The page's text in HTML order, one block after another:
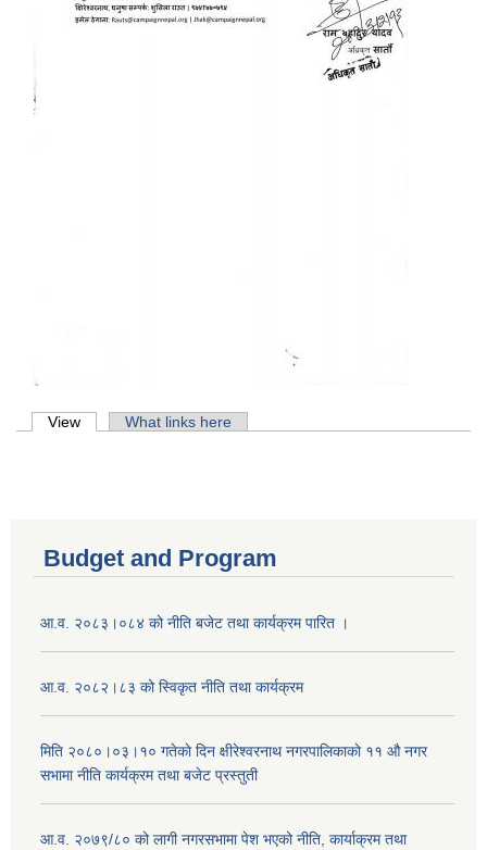
Primary tabs
View (active tab)What links here
Budget and Program
आ.व. २०८३।०८४ को नीति बजेट तथा कार्यक्रम पारित ।
आ.व. २०८२।८३ को स्विकृत नीति तथा कार्यक्रम
मिति २०८०।०३।१० गतेकाे दिन क्षीरेश्वरनाथ नगरपालिकाकाे ११ ‍औ नगर
सभामा नीति कार्यक्रम तथा बजेट प्रस्तुती
आ.व. २०७९/८० को लागी नगरसभामा पेश भएको नीति, कार्याक्रम तथा